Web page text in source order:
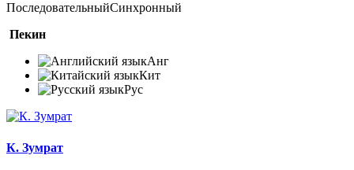
ПоследовательныйСинхронный
Пекин
Анг
Кит
Рус
К. Зумрат